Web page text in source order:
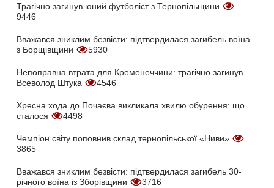
Трагічно загинув юний футболіст з Тернопільщини
9446
Вважався зниклим безвісти: підтвердилася загибель воїна
з Борщівщини
5930
Непоправна втрата для Кременеччини: трагічно загинув
Всеволод Штука
4546
Хресна хода до Почаєва викликала хвилю обурення: що
сталося
4498
Чемпіон світу поповнив склад тернопільської «Ниви»
3865
Вважався зниклим безвісти: підтвердилася загибель 30-
річного воїна із Зборівщини
3716